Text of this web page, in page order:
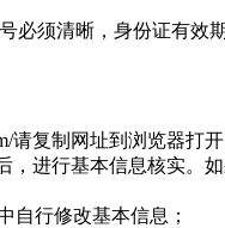
须清晰，身份证有效
请复制网址到浏览器打
进行基本信息核实
自行修改基本信息；